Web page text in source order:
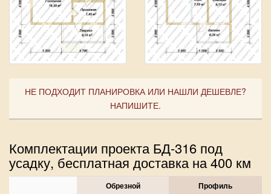
НЕ ПОДХОДИТ ПЛАНИРОВКА ИЛИ НАШЛИ ДЕШЕВЛЕ?
НАПИШИТЕ.
Комплектации проекта БД-316 под
усадку, бесплатная доставка на 400 км
Обрезной
Профиль